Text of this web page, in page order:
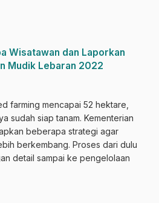
Wisatawan dan Laporkan
Mudik Lebaran 2022
farming mencapai 52 hektare,
sudah siap tanam. Kementerian
beberapa strategi agar
berkembang. Proses dari dulu
detail sampai ke pengelolaan